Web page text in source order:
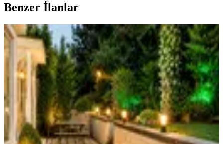
Benzer İlanlar
YENİ
Çengelköyde Site İçinde 350 M2 Çok
Özel Triplex Villa
Üsküdar, Çengelköy Mahallesi
6+2· 350 m² · 08.08.2026
240.000 ₺